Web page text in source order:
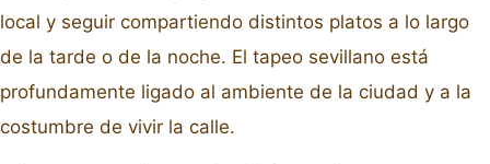
local y seguir compartiendo distintos platos a lo largo
de la tarde o de la noche. El tapeo sevillano está
profundamente ligado al ambiente de la ciudad y a la
costumbre de vivir la calle.